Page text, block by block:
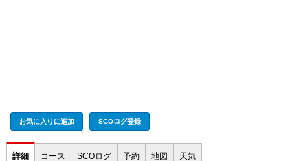
お気に入りに追加 SCOログ登録
詳細 コース SCOログ 予約 地図 天気